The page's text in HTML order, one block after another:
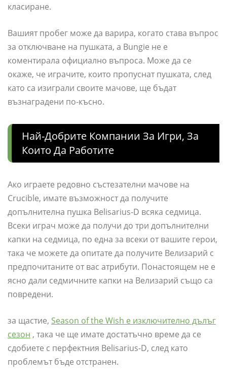
класиране.
Вашият пробег може да варира, когато става въпрос
за отключване на пушката, а Bungie не е
коментирала официално въпроса. Може да се
окаже, че играчите, които пропуснат пушката, след
като са изиграли своите мачове, ще бъдат
възнаградени по-късно.
Най-Добрите Компании За Игри, За
Които Да Работите
Ако играете редовно състезателни мачове на
Crucible, имате възможност да получите
допълнителна пушка Belisarius-D всяка седмица.
Всеки играч може да получи до три допълнителни
капки на седмица, по една за всеки от вашите герои,
така че можете да опитате да получите Велизарий с
предпочитаните от вас атрибути. Понастоящем не е
ясно дали седмичните капки на Велизарий също са
повредени.
за щастие, Season of the Wish е изключително дълъг
сезон , така че ще имате достатъчно време да се
сдобиете с перфектния Belisarius-D, след като
проблемът бъде отстранен.